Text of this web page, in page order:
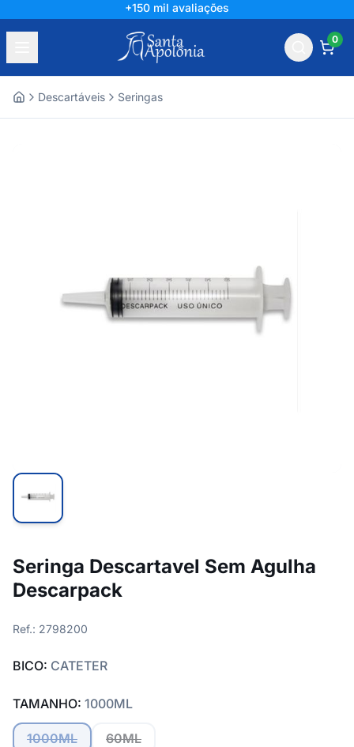
+150 mil avaliações
0
Descartáveis Seringas
Seringa Descartavel Sem Agulha
Descarpack
Ref.: 2798200
BICO: CATETER
TAMANHO: 1000ML
1000ML 60ML